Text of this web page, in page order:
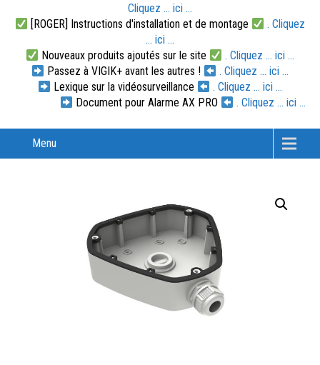
Cliquez ... ici ...
[ROGER] Instructions d'installation et de montage
. Cliquez
... ici ...
Nouveaux produits ajoutés sur le site
. Cliquez ... ici ...
Passez à VIGIK+ avant les autres !
. Cliquez ... ici ...
Lexique sur la vidéosurveillance
. Cliquez ... ici ...
Document pour Alarme AX PRO
. Cliquez ... ici ...
Menu